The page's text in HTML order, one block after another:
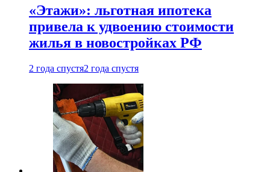
«Этажи»: льготная ипотека
привела к удвоению стоимости
жилья в новостройках РФ
2 года спустя2 года спустя